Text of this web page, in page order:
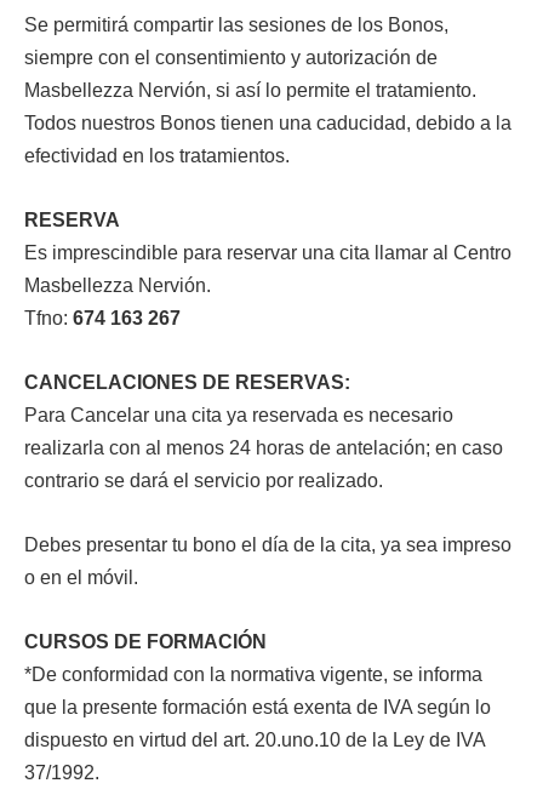
Se permitirá compartir las sesiones de los Bonos,
siempre con el consentimiento y autorización de
Masbellezza Nervión, si así lo permite el tratamiento.
Todos nuestros Bonos tienen una caducidad, debido a la
efectividad en los tratamientos.
RESERVA
Es imprescindible para reservar una cita llamar al Centro
Masbellezza Nervión.
Tfno: 674 163 267
CANCELACIONES DE RESERVAS:
Para Cancelar una cita ya reservada es necesario
realizarla con al menos 24 horas de antelación; en caso
contrario se dará el servicio por realizado.
Debes presentar tu bono el día de la cita, ya sea impreso
o en el móvil.
CURSOS DE FORMACIÓN
*De conformidad con la normativa vigente, se informa
que la presente formación está exenta de IVA según lo
dispuesto en virtud del art. 20.uno.10 de la Ley de IVA
37/1992.